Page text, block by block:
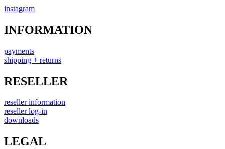
instagram
INFORMATION
payments
shipping + returns
RESELLER
reseller information
reseller log-in
downloads
LEGAL